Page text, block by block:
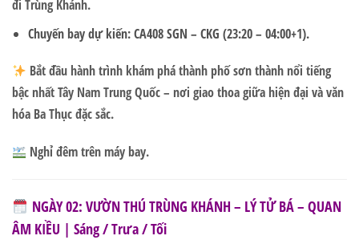
đi Trùng Khánh.
Chuyến bay dự kiến:CA408 SGN – CKG (23:20 – 04:00+1).
Bắt đầu hành trình khám phá thành phố sơn thành nổi tiếng
bậc nhất Tây Nam Trung Quốc – nơi giao thoa giữa hiện đại và văn
hóa Ba Thục đặc sắc.
Nghỉ đêm trên máy bay.
NGÀY 02: VƯỜN THÚ TRÙNG KHÁNH – LÝ TỬ BÁ – QUAN
ÂM KIỀU | Sáng / Trưa / Tối